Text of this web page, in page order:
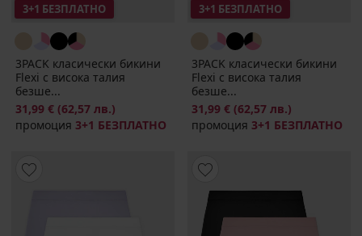
3+1 БЕЗПЛАТНО
3PACK класически бикини
Flexi с висока талия
безше...
31,99 € (62,57 лв.)
промоция 3+1 БЕЗПЛАТНО
3+1 БЕЗПЛАТНО
3PACK класически бикини
Flexi с висока талия
безше...
31,99 € (62,57 лв.)
промоция 3+1 БЕЗПЛАТНО